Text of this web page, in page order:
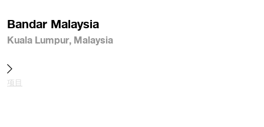
Bandar Malaysia
Kuala Lumpur, Malaysia
项目